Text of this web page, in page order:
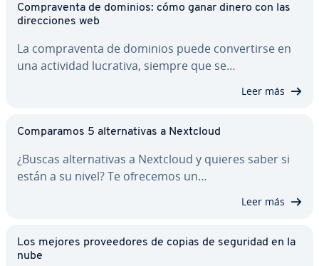
Co­m­pra­ve­n­ta de dominios: cómo ganar dinero con las
di­re­c­cio­nes web
La co­m­pra­ve­n­ta de dominios puede co­n­ve­r­ti­r­se en
una actividad lucrativa, siempre que se…
Leer más
Co­m­pa­ra­mos 5 al­te­r­na­ti­vas a Nextcloud
¿Buscas al­te­r­na­ti­vas a Nextcloud y quieres saber si
están a su nivel? Te ofrecemos un…
Leer más
Los mejores pro­vee­do­res de copias de seguridad en la
nube